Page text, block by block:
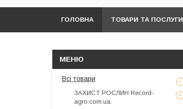
ГОЛОВНА ТОВАРИ ТА ПОСЛУГИ
Всі товари
ЗАХИСТ РОСЛИН Record-
agro.com.ua.